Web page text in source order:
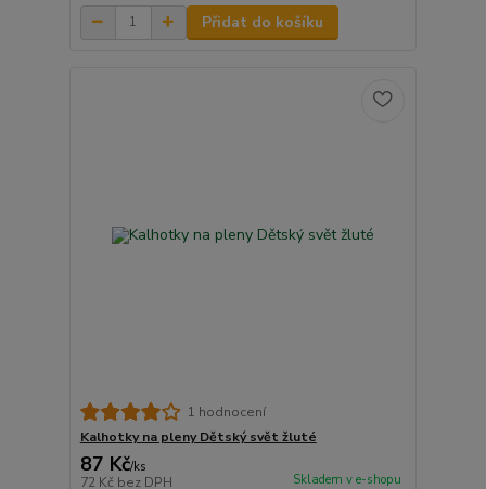
Přidat do košíku
1 hodnocení
Kalhotky na pleny Dětský svět žluté
87 Kč/ks
72 Kč bez DPH Skladem v e-shopu